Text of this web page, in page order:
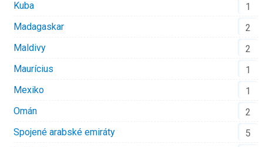
Kuba
1
Madagaskar
2
Maldivy
2
Maurícius
1
Mexiko
1
Omán
2
Spojené arabské emiráty
5